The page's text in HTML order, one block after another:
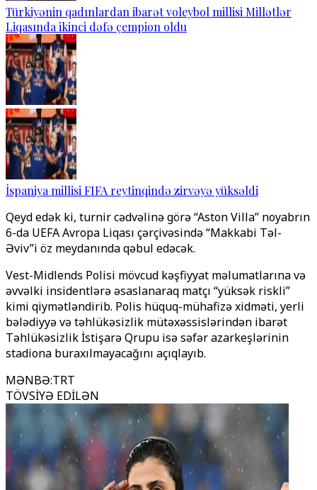
Türkiyənin qadınlardan ibarət voleybol millisi Millətlər
Liqasında ikinci dəfə çempion oldu
İspaniya millisi FIFA reytinqində zirvəyə yüksəldi
Qeyd edək ki, turnir cədvəlinə görə “Aston Villa” noyabrın
6-da UEFA Avropa Liqası çərçivəsində “Makkabi Təl-
Əviv”i öz meydanında qəbul edəcək.
Vest-Midlends Polisi mövcud kəşfiyyat məlumatlarına və
əvvəlki insidentlərə əsaslanaraq matçı “yüksək riskli”
kimi qiymətləndirib. Polis hüquq-mühafizə xidməti, yerli
bələdiyyə və təhlükəsizlik mütəxəssislərindən ibarət
Təhlükəsizlik İstişarə Qrupu isə səfər azarkeşlərinin
stadiona buraxılmayacağını açıqlayıb.
MƏNBƏ:TRT
TÖVSİYƏ EDİLƏN